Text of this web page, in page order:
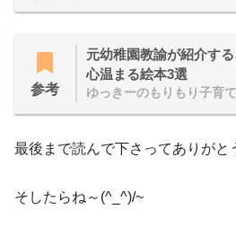
参考
元幼稚園教諭が紹介す
心温まる絵本3選
ゆっきーのもりもり子育て
最後まで読んで下さってありが
そしたらね～(^_^)/~